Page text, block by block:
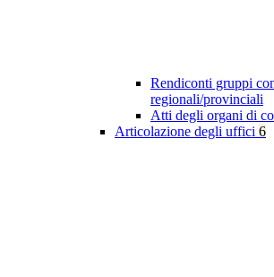
Rendiconti gruppi
regionali/provinciali
Atti degli organi di
Articolazione degli uffici 6